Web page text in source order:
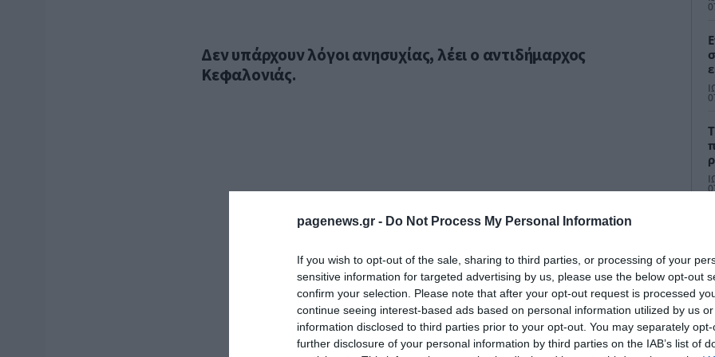
pagenews.gr - Do Not Process My Personal Information
If you wish to opt-out of the sale, sharing to third parties, or processing of your
sensitive information for targeted advertising by us, please use the below opt-out
confirm your selection. Please note that after your opt-out request is processed
continue seeing interest-based ads based on personal information utilized by us
information disclosed to third parties prior to your opt-out. You may separately
further disclosure of your personal information by third parties on the IAB’s list of
Δεν υπάρχουν λόγοι ανησυχίας, λέει ο αντιδήμαρχος
Κεφαλονιάς.